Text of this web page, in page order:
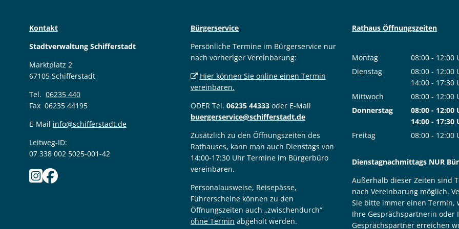
Kontakt
Stadtverwaltung Schifferstadt
Marktplatz 2
67105 Schifferstadt
Tel. 06235 440
Fax 06235 44195
E-Mail info@schifferstadt.de
Leitweg-ID:
07 338 002 5025-001-42
Bürgerservice
Persönliche Termine im Bürgerservice nur
nach vorheriger Vereinbarung:
Hier können Sie online einen Termin
vereinbaren.
ODER Tel. 06235 44333 oder E-Mail
buergerservice@schifferstadt.de
Zusätzlich zu den Öffnungszeiten des
Rathauses, kann man auch Dienstags von
14:00-17:30 Uhr Termine im Bürgerbüro
vereinbaren.
Personalausweise, Reisepässe,
Führerscheine können zu den
Öffnungszeiten auch „zwischendurch“
ohne Termin abgeholt werden.
Rathaus Öffnungszeiten
Montag 08:00 - 12:00
Von 08:00 bis
Dienstag 08:00 - 12:00
Von 08:00 bis
14:00 - 17:30
Von 14:00 bis
Mittwoch 08:00 - 12:00
Von 08:00 bis
Donnerstag 08:00 - 12:00
Von 08:00 bis
14:00 - 17:30
Von 14:00 bis
Freitag 08:00 - 12:00
Dienstagnachmittags NUR
Außerhalb dieser Zeiten sind
nach Vereinbarung möglich.
Sie bitte immer einen Termin,
Ihre Gesprächspartnerin oder
Gesprächspartner erreichen